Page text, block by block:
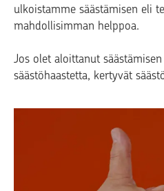
ulkoistamme säästämisen eli
mahdollisimman helppoa.
Jos olet aloittanut
säästöhaastetta, kertyvät